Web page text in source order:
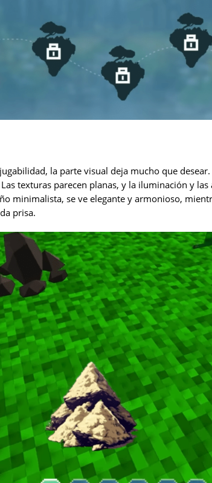
la parte visual deja mucho que desear.
texturas parecen planas, y la iluminación y
minimalista, se ve elegante y armonioso,
prisa.